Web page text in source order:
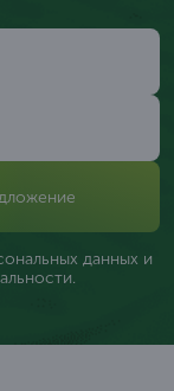
данных и
.